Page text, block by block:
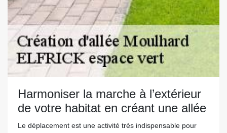
Harmoniser la marche à l’extérieur
de votre habitat en créant une allée
Le déplacement est une activité très indispensable pour